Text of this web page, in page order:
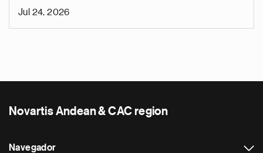
Jul 24, 2026
Novartis Andean & CAC region
Navegador